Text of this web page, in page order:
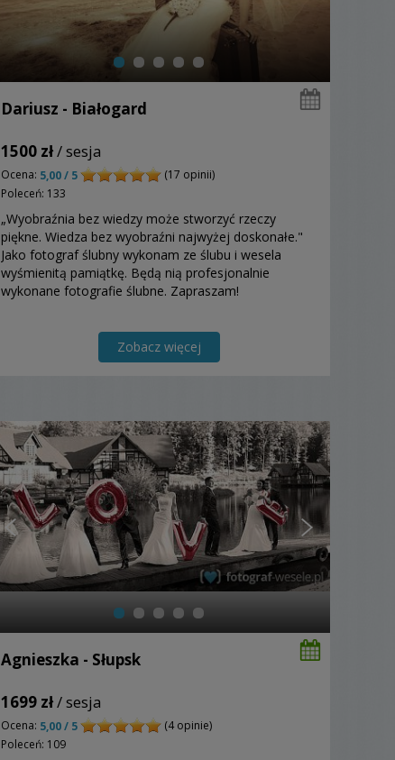
Dariusz - Białogard
1500 zł/ sesja
Ocena: 5,00 / 5
(17 opinii)
Poleceń: 133
„Wyobraźnia bez wiedzy może stworzyć rzeczy
piękne. Wiedza bez wyobraźni najwyżej doskonałe."
Jako fotograf ślubny wykonam ze ślubu i wesela
wyśmienitą pamiątkę. Będą nią profesjonalnie
wykonane fotografie ślubne. Zapraszam!
Zobacz więcej
Agnieszka - Słupsk
1699 zł/ sesja
Ocena: 5,00 / 5
(4 opinie)
Poleceń: 109